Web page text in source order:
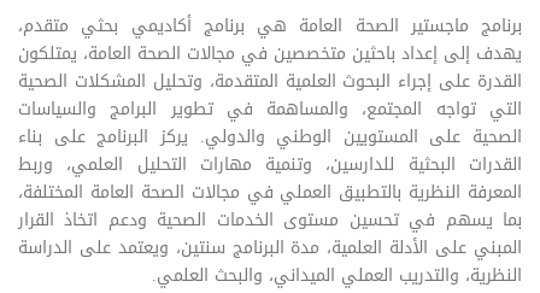
برنامج ماجستير الصحة العامة هي برنامج أكاديمي بحثي متقدم،
يهدف إلى إعداد باحثين متخصصين في مجالات الصحة العامة، يمتلكون
القدرة على إجراء البحوث العلمية المتقدمة، وتحليل المشكلات الصحية
التي تواجه المجتمع، والمساهمة في تطوير البرامج والسياسات
الصحية على المستويين الوطني والدولي. يركز البرنامج على بناء
القدرات البحثية للدارسين، وتنمية مهارات التحليل العلمي، وربط
المعرفة النظرية بالتطبيق العملي في مجالات الصحة العامة المختلفة،
بما يسهم في تحسين مستوى الخدمات الصحية ودعم اتخاذ القرار
المبني على الأدلة العلمية، مدة البرنامج سنتين، ويعتمد على الدراسة
النظرية، والتدريب العملي الميداني، والبحث العلمي.